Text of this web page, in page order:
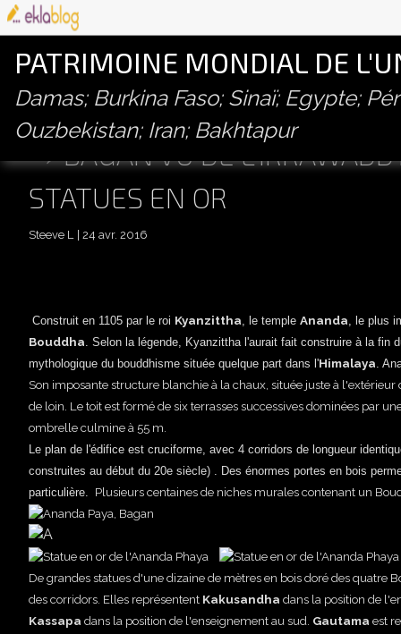
PATRIMOINE MONDIAL DE
Damas; Burkina Faso; Sinaï; Egypte;
Ouzbekistan; Iran; Bakhtapur
BAGAN VU DE
STATUES EN OR
Steeve L 24 avr. 2016
Construit en 1105 par le roi Kyanzittha, le temple Ananda, le plus
Bouddha. Selon la légende, Kyanzittha l'aurait fait construire à la fin
mythologique du bouddhisme située quelque part dans l'Himalaya.
Son imposante structure blanchie à la chaux, située juste à
de loin. Le toit est formé de six terrasses successives dominées par
ombrelleculmine à 55 m.
Le plan de l'édifice est cruciforme, avec 4 corridors de longueur
construites au début du 20e siècle) . Des énormes portes en bois
particulière. Plusieurs centaines de niches murales contenant un
De grandes statues d'une dizaine de mètres en bois doré des quatre
des corridors. Elles représentent Kakusandha dans la position de
Kassapa dans la position de l'enseignementau sud. Gautama est